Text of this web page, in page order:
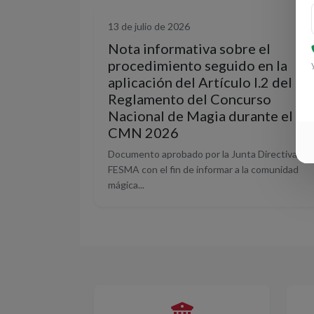
13 de julio de 2026
Nota informativa sobre el
procedimiento seguido en la
aplicación del Artículo I.2 del
Reglamento del Concurso
Nacional de Magia durante el
CMN 2026
Documento aprobado por la Junta Directiva de
FESMA con el fin de informar a la comunidad
mágica...